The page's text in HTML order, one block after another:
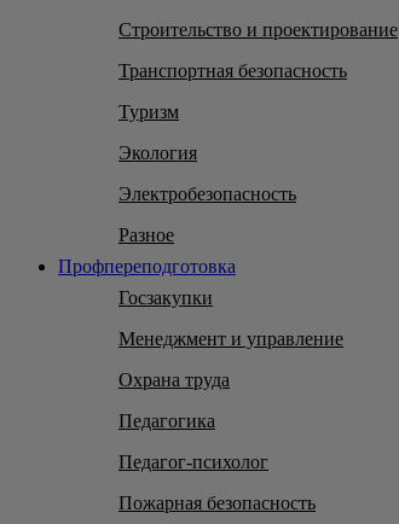
Строительство и проектирование
Транспортная безопасность
Туризм
Экология
Электробезопасность
Разное
Профпереподготовка
Госзакупки
Менеджмент и управление
Охрана труда
Педагогика
Педагог-психолог
Пожарная безопасность